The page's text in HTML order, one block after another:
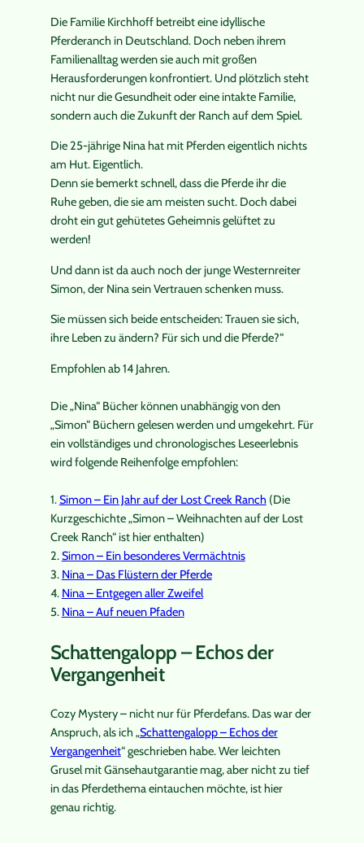
Die Familie Kirchhoff betreibt eine idyllische
Pferderanch in Deutschland. Doch neben ihrem
Familienalltag werden sie auch mit großen
Herausforderungen konfrontiert. Und plötzlich steht
nicht nur die Gesundheit oder eine intakte Familie,
sondern auch die Zukunft der Ranch auf dem Spiel.
Die 25-jährige Nina hat mit Pferden eigentlich nichts
am Hut. Eigentlich.
Denn sie bemerkt schnell, dass die Pferde ihr die
Ruhe geben, die sie am meisten sucht. Doch dabei
droht ein gut gehütetes Geheimnis gelüftet zu
werden!
Und dann ist da auch noch der junge Westernreiter
Simon, der Nina sein Vertrauen schenken muss.
Sie müssen sich beide entscheiden: Trauen sie sich,
ihre Leben zu ändern? Für sich und die Pferde?“
Empfohlen ab 14 Jahren.
Die „Nina“ Bücher können unabhängig von den
„Simon“ Büchern gelesen werden und umgekehrt. Für
ein vollständiges und chronologisches Leseerlebnis
wird folgende Reihenfolge empfohlen:
1.Simon – Ein Jahr auf der Lost Creek Ranch (Die
Kurzgeschichte „Simon – Weihnachten auf der Lost
Creek Ranch“ ist hier enthalten)
2.Simon – Ein besonderes Vermächtnis
3. Nina – Das Flüstern der Pferde
4. Nina – Entgegen aller Zweifel
5. Nina – Auf neuen Pfaden
Schattengalopp – Echos der
Vergangenheit
Cozy Mystery – nicht nur für Pferdefans. Das war der
Anspruch, als ich „Schattengalopp – Echos der
Vergangenheit“ geschrieben habe. Wer leichten
Grusel mit Gänsehautgarantie mag, aber nicht zu tief
in das Pferdethema eintauchen möchte, ist hier
genau richtig.